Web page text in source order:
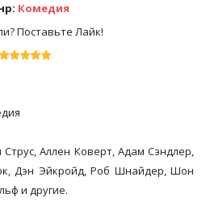
Комедия
Поставьте Лайк!
Аллен Коверт, Адам Сэндлер,
Дэн Эйкройд, Роб Шнайдер, Шон
и другие.